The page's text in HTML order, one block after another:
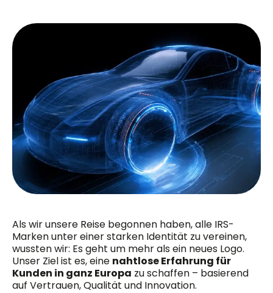
Als wir unsere Reise begonnen haben, alle IRS-
Marken unter einer starken Identität zu vereinen,
wussten wir: Es geht um mehr als ein neues Logo.
Unser Ziel ist es, eine nahtlose Erfahrung für
Kunden in ganz Europa zu schaffen – basierend
auf Vertrauen, Qualität und Innovation.